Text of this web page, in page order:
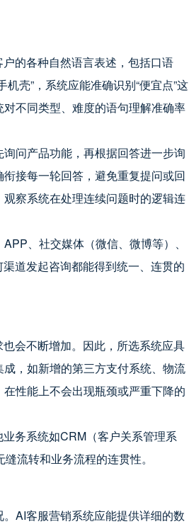
的各种自然语言表述，包括口语
壳”，系统应能准确识别“便宜点”这
不同类型、难度的语句理解准确率
问产品功能，再根据回答进一步询
接每一轮回答，避免重复提问或回
察系统在处理连续问题时的逻辑连
、社交媒体（微信、微博等）、
道发起咨询都能得到统一、连贯的
会不断增加。因此，所选系统应具
，如新增的第三方支付系统、物流
性能上不会出现瓶颈或严重下降的
务系统如CRM（客户关系管理系
流转和业务流程的连贯性。
AI客服营销系统应能提供详细的数